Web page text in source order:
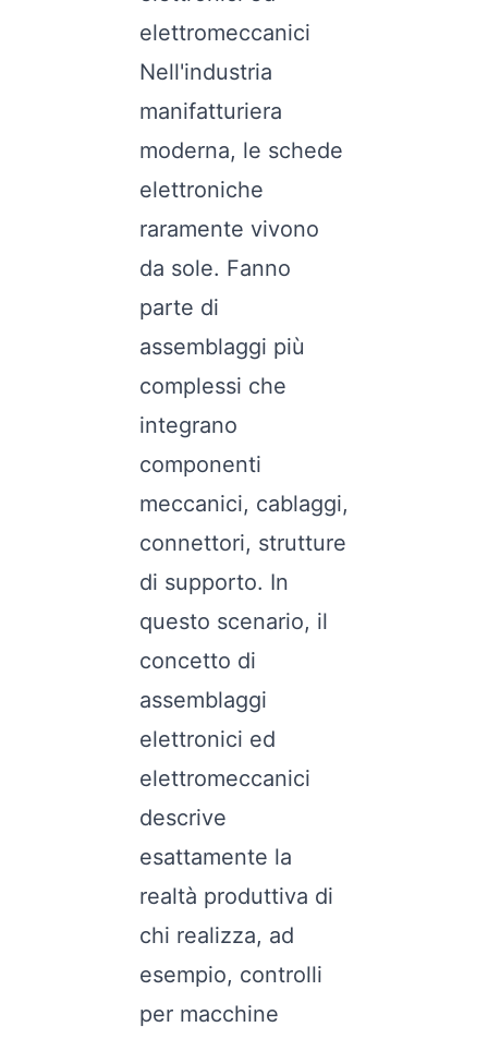
elettromeccanici
Nell'industria
manifatturiera
moderna, le schede
elettroniche
raramente vivono
da sole. Fanno
parte di
assemblaggi più
complessi che
integrano
componenti
meccanici, cablaggi,
connettori, strutture
di supporto. In
questo scenario, il
concetto di
assemblaggi
elettronici ed
elettromeccanici
descrive
esattamente la
realtà produttiva di
chi realizza, ad
esempio, controlli
per macchine